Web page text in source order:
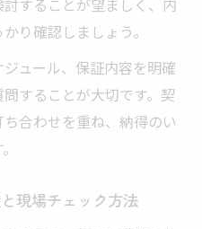
り確認しましょう。
ュール、保証内容を明確
することが大切です。契
合わせを重ね、納得のい
現場チェック方法